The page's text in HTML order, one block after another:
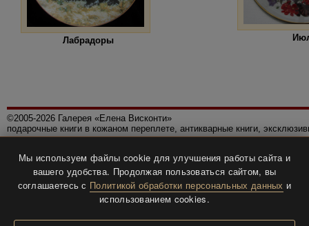
Лабрадоры
©2005-2026 Галерея «Елена Висконти»
подарочные книги в кожаном переплете, антикварные книги,
Политика конфиденциальности
Все права защищены.
Разработка и дизайнBTV-info.
Мы используем файлы cookie для улучшения работы сайта и
вашего удобства. Продолжая пользоваться сайтом, вы
соглашаетесь с Политикой обработки персональных данных и
использованием cookies.